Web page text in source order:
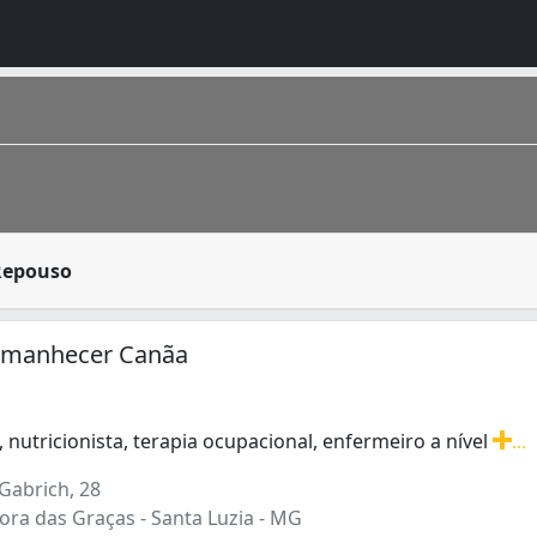
do estado de Minas Gerais . Cercada pela Serra
Canãa
nutricionista, terapia ocupacional, enfermeiro a nível
28
das Graças - Santa Luzia - MG